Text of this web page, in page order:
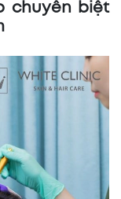
chuyên biệt